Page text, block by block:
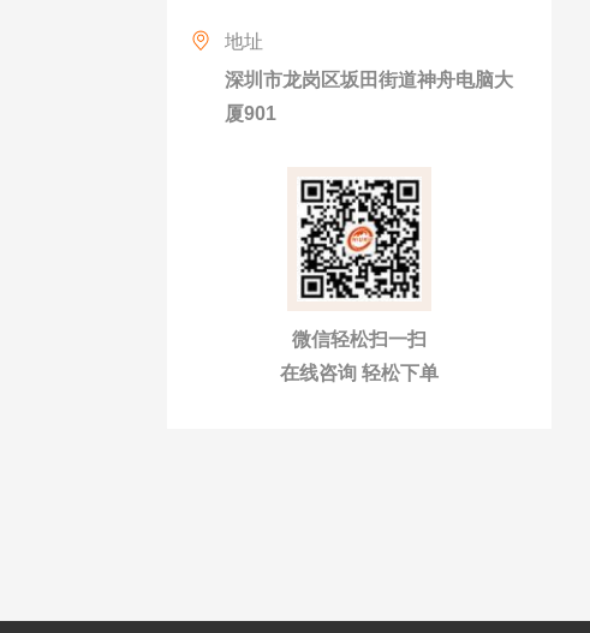
地址
深圳市龙岗区坂田街道神舟电脑大
厦901
微信轻松扫一扫
在线咨询 轻松下单